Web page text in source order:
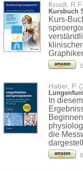
Kroidl,
Kursbuch
Kurs-
Haber, P.
In
die